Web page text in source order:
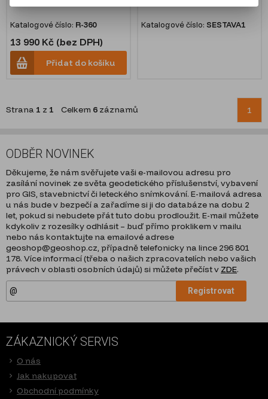
Katalogové číslo: R-360
13 990 Kč (bez DPH)
Přidat do košíku
Katalogové číslo: SESTAVA1
Strana 1 z 1 Celkem 6 záznamů 1
ODBĚR NOVINEK
Děkujeme, že nám svěřujete vaši e-mailovou adresu pro
zasílání novinek ze světa geodetického příslušenství, vybavení
pro GIS, stavebnictví či leteckého snímkování. E-mailová adresa
u nás bude v bezpečí a zařadíme si ji do databáze na dobu 2
let, pokud si nebudete přát tuto dobu prodloužit. E-mail můžete
kdykoliv z rozesílky odhlásit – buď přímo proklikem v mailu
nebo nás kontaktujte na emailové adrese
geoshop@geoshop.cz, případně telefonicky na lince 296 801
178. Více informací (třeba o našich zpracovatelích nebo vašich
právech v oblasti osobních údajů) si můžete přečíst v ZDE.
Registrovat
ZÁKAZNICKÝ SERVIS
O nás
Jak nakupovat
Obchodní podmínky